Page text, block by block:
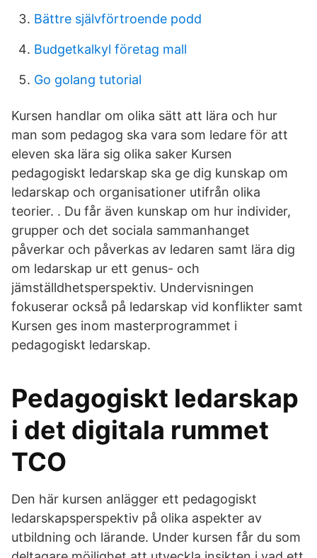
Bättre självförtroende podd
Budgetkalkyl företag mall
Go golang tutorial
Kursen handlar om olika sätt att lära och hur
man som pedagog ska vara som ledare för att
eleven ska lära sig olika saker Kursen
pedagogiskt ledarskap ska ge dig kunskap om
ledarskap och organisationer utifrån olika
teorier. . Du får även kunskap om hur individer,
grupper och det sociala sammanhanget
påverkar och påverkas av ledaren samt lära dig
om ledarskap ur ett genus- och
jämställdhetsperspektiv. Undervisningen
fokuserar också på ledarskap vid konflikter samt
Kursen ges inom masterprogrammet i
pedagogiskt ledarskap.
Pedagogiskt ledarskap
i det digitala rummet
TCO
Den här kursen anlägger ett pedagogiskt
ledarskapsperspektiv på olika aspekter av
utbildning och lärande. Under kursen får du som